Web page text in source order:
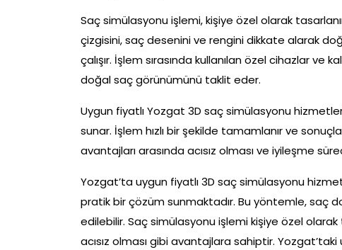
Saç simülasyonu işlemi, kişiye özel olarak
çizgisini, saç desenini ve rengini dikkate alarak
çalışır. İşlem sırasında kullanılan özel cihazlar
doğal saç görünümünü taklit eder.
Uygun fiyatlı Yozgat 3D saç simülasyonu
sunar. İşlem hızlı bir şekilde tamamlanır ve
avantajları arasında acısız olması ve iyileşme
Yozgat’ta uygun fiyatlı 3D saç simülasyonu
pratik bir çözüm sunmaktadır. Bu yöntemle, saç
edilebilir. Saç simülasyonu işlemi kişiye özel olarak
acısız olması gibi avantajlara sahiptir.